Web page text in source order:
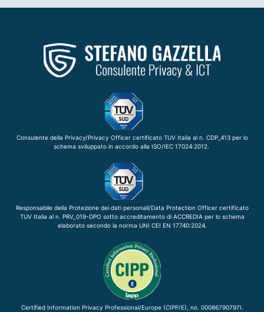
Consulente della Privacy/Privacy Officer certificato TUV Italia al n. CDP_413 per lo
schema sviluppato in accordo alla ISO/IEC 17024:2012.
Responsabile della Protezione dei dati personali/Data Protection Officer certificato
TUV Italia al n. PRV_019-DPO sotto accreditamento di ACCREDIA per lo schema
elaborato secondo la norma UNI CEI EN 17740:2024.
Certified Information Privacy Professional/Europe (CIPP/E), no. 00086790797I.